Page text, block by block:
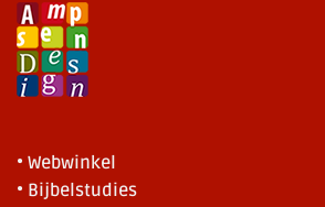
• Webwinkel
• Bijbelstudies